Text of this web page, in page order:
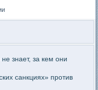
знает, за кем они
санкциях» против